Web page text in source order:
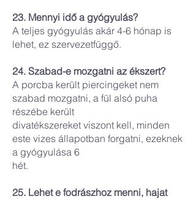
23. Mennyi idő a gyógyulás?
A teljes gyógyulás akár 4-6 hónap is
lehet, ez szervezetfüggő.
24. Szabad-e mozgatni az ékszert?
A porcba került piercingeket nem
szabad mozgatni, a fül alsó puha
részébe került
divatékszereket viszont kell, minden
este vizes állapotban forgatni, ezeknek
a gyógyulása 6
hét.
25. Lehet e fodrászhoz menni, hajat